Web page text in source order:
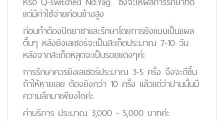
แต่มีค่าใช้จ่ายค่อนข้างสูง
ก่อนทำต้องปิดยาชาและรักษาโดยการยิงแบบเป็นแผล
ตื้นๆ หลังยิงเลเซอร์จะเป็นสะเก็ดประมาณ 7-10 วัน
หลังจากสะเก็ดหลุดจะเป็นรอยแดงๆค่ะ
การรักษาควรยิงเลเซอร์ประมาณ 3-5 ครั้ง จึงจะดีขึ้น
ถ้าให้หายเลย ต้องยิงกว่า 10 ครั้ง แล้วแต่ว่าปานนั้นมี
ความลึกมาเพียงใดค่ะ
ค่าบริการ ประมาณ 3,000 - 5,000 บาทค่ะ